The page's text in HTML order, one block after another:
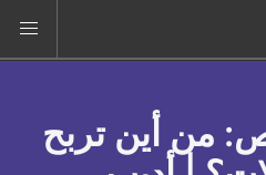
: من أين تربح